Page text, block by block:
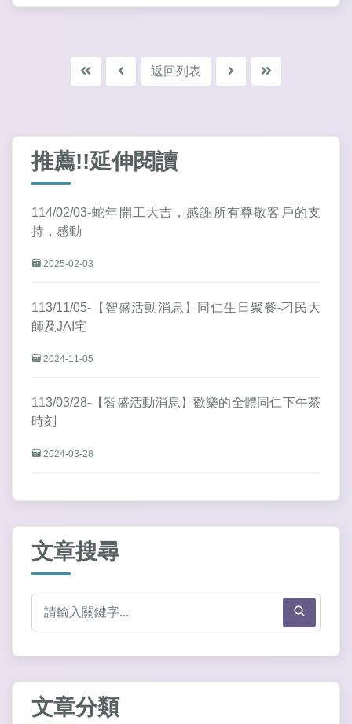
返回列表
推薦!!延伸閱讀
114/02/03-蛇年開工大吉，感謝所有尊敬客戶的支
持，感動
2025-02-03
113/11/05-【智盛活動消息】同仁生日聚餐-刁民大
師及JAI宅
2024-11-05
113/03/28-【智盛活動消息】歡樂的全體同仁下午茶
時刻
2024-03-28
文章搜尋
文章分類